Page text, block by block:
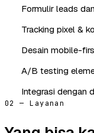
Formulir leads
Tracking pixel &
Desain mobile-
A/B testing
Integrasi dengan
02 — Layanan